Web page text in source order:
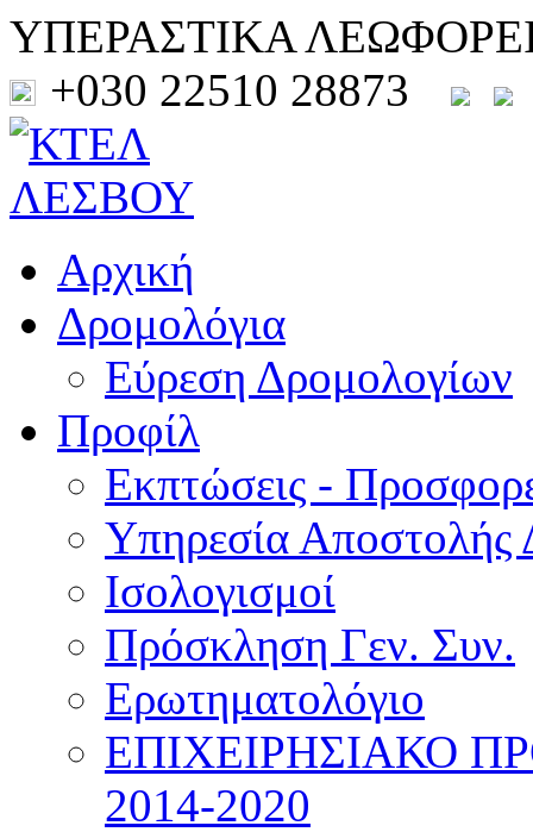
ΥΠΕΡΑΣΤΙΚΑ
+030 22510 28873
Αρχική
Δρομολόγια
Εύρεση Δρομολογίων
Προφίλ
Εκπτώσεις -
Υπηρεσία Αποστολής
Ισολογισμοί
Πρόσκληση Γεν. Συν.
Ερωτηματολόγιο
ΕΠΙΧΕΙΡΗΣΙΑΚΟ
2014-2020